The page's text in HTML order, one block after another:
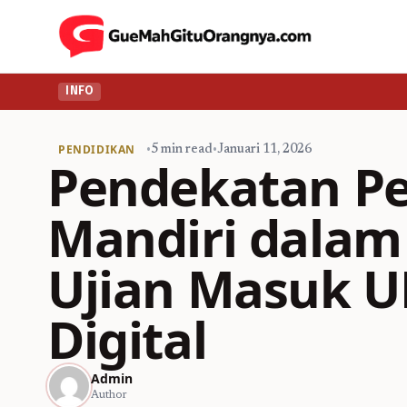
INFO
PENDIDIKAN •5 min read•Januari 11, 2026
Pendekatan
Mandiri
Ujian Masuk
Digital
Admin
Author